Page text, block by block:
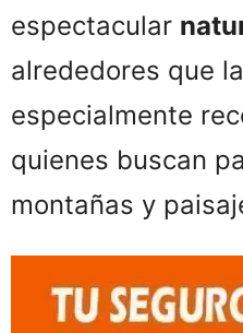
espectacular
alrededores que
especialmente
quienes buscan
montañas y